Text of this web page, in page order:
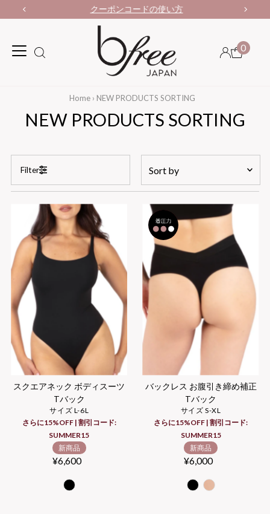
クーポンコードの使い方
0
Home › NEW PRODUCTS SORTING
NEW PRODUCTS SORTING
Filter
by
Featured
Most relevant
Price, low to high
Price, high to low
スクエアネック ボディスーツ
Tバック
サイズ L-6L
さらに15%OFF | 割引コード:
SUMMER15
新商品
Regular
¥6,600
バックレス お腹引き締め補正
Tバック
サイズ S-XL
さらに15%OFF | 割引コード:
SUMMER15
新商品
Regular
¥6,000